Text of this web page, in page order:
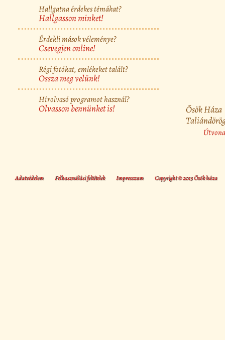
Hallgatna érdekes témákat?
Hallgasson minket!
Érdekli mások véleménye?
Csevegjen online!
Régi fotókat, emlékeket talált?
Ossza meg velünk!
Hírolvasó programot használ?
Olvasson bennünket is!
Ősök Háza
Adatvédelem Felhasználási feltételek Impresszum Copyright © 2013 Ősök háza